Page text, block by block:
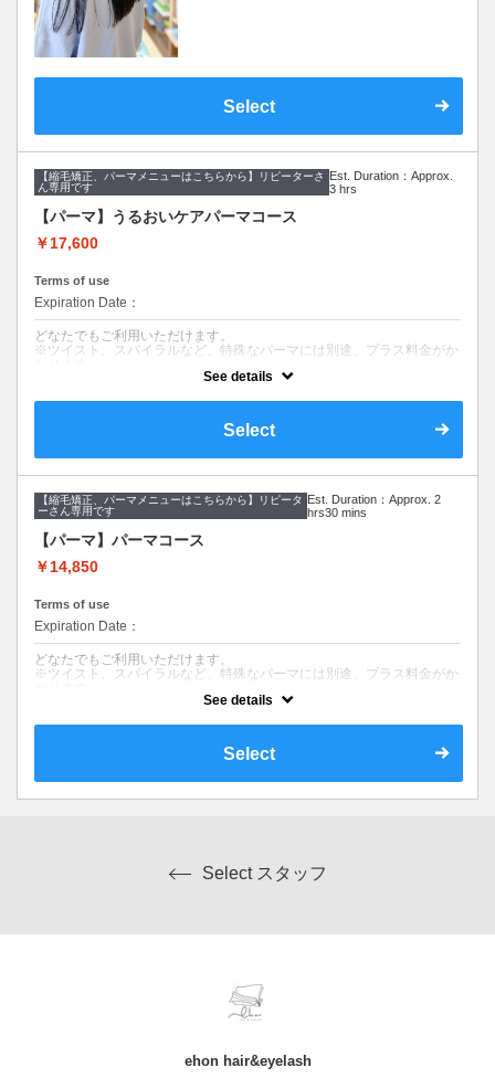
クセやうねりをきれいに伸ばしたい、気にな
しっかりケアもしたい方に。
※カット無しをご希望は3300円引きです。
【コース内容】
気になるクセ、うねり、ボリュームを抑えて
伸ばす縮毛矯正です。
毛量調節、毛先のメンテナンス、長さ調節が
できます。
丁寧なカウンセリングでご要望に寄り添いま
Select
【縮毛矯正、パーマメニューはこちらから】リピーターさ
ん専用です
Est. Duration：Approx.
3 hrs
【パーマ】うるおいケアパーマコース
￥17,600
Terms of use
Expiration Date：
どなたでもご利用いただけます。
※ツイスト、スパイラルなど、特殊なパーマには別途、プラス料金がか
※他の特典、クーポン、割引などと併用はできません。
ない場合もございます。
※ご要望はその旨を備考欄にご記入ください。
※返答が必要なご質問は公式LINEからお問い合わせをお願いします。
【コース内容】
デザインカット&ダメージレスパーマ&美髪へアエステトリートメント
ご要望に合わせて柔らかい動きをつけたり、イメージチェンジができま
す。
薬剤のダメージを50％以下に抑えながらパーマスタイルに仕上げます。
髪への高い補修効果が得られ、ヘアスタイルの持続力を高める美髪ヘア
丁寧なカウンセリングで髪のお悩みを解決します。
【こんな方にオススメ】
柔らかい動きとお手入れのしやすいパーマをかけたい方に。
パーマのダメージを極力なくしたい、毛先がパサつきやすい方に。
パーマをかけてもすぐ取れてしまう方に。
※カット無しをご希望は3300円引きです。
See details
Select
【縮毛矯正、パーマメニューはこちらから】リピータ
ーさん専用です
Est. Duration：Approx. 2
hrs30 mins
【パーマ】パーマコース
￥14,850
Terms of use
Expiration Date：
どなたでもご利用いただけます。
※ツイスト、スパイラルなど、特殊なパーマには別途、プラス料金がか
※他の特典、クーポン、割引などと併用はできません。
ない場合もございます。
※ご要望はその旨を備考欄にご記入ください。
※返答が必要なご質問は公式LINEからお問い合わせをお願いします。
丁寧なカウンセリングで髪のお悩みを解決します。
See details
Select
Select スタッフ
ehon hair&eyelash